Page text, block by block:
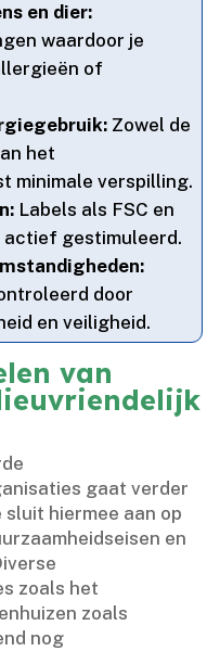
en dier:
waardoor je
of
Zowel de
het
minimale verspilling.​
Labels als FSC en
gestimuleerd.​
door
en veiligheid.​
van
gaat verder
sluit hiermee aan op
en
zoals het
zoals
nog